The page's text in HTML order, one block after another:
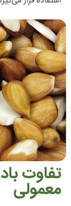
تفاوت
معمولی